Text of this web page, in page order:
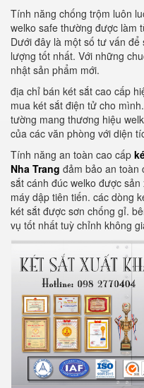
Tính năng chống trộm luôn
welko safe thường được làm
Dưới đây là một số tư vấn
lượng tốt nhất. Với những
nhật sản phẩm mới.
địa chỉ bán két sắt cao cấp
mua két sắt điện tử cho
tường mang thương hiệu
của các văn phòng với diện
Tính năng an toàn cao cấp
Nha Trang đảm bảo an toàn
sắt cánh đúc welko được
máy dập tiên tiến. các dòng
két sắt được sơn chống gỉ.
vụ tốt nhất tuỳ chỉnh không